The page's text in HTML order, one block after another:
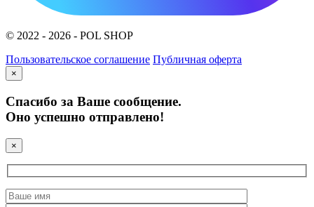
© 2022 - 2026 - POL SHOP
Пользовательское соглашение Публичная оферта
×
Спасибо за Ваше сообщение.
Оно успешно отправлено!
×